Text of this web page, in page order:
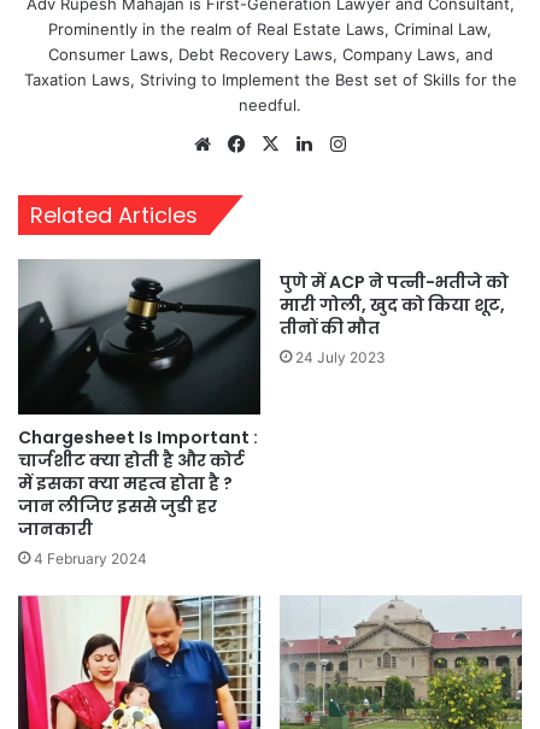
Prominently in the realm of Real Estate Laws, Criminal Law,
Consumer Laws, Debt Recovery Laws, Company Laws, and
Taxation Laws, Striving to Implement the Best set of Skills for the
needful.
WebsiteFacebook
X LinkedIn
Related Articles
Chargesheet Is Important :
चार्जशीट क्या होती है और कोर्ट
में इसका क्या महत्व होता है ?
जान लीजिए इससे जुडी हर
जानकारी
4 February 2024
पुणे में ACP ने पत्नी-भतीजे को
मारी गोली, खुद को किया शूट,
तीनों की मौत
24 July 2023